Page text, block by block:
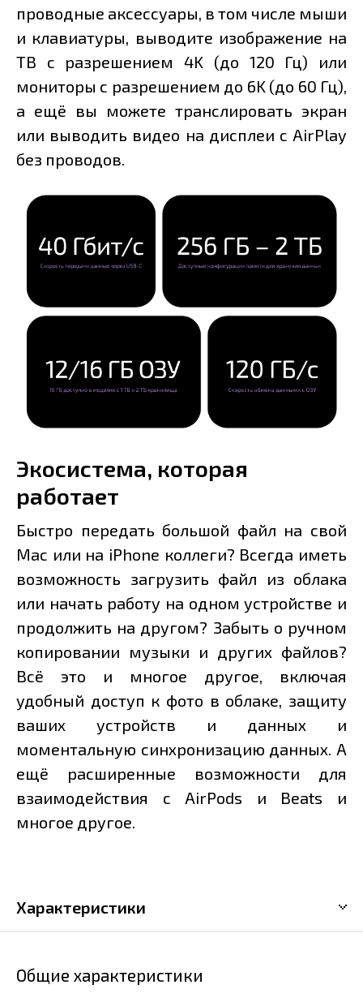
проводные аксессуары, в том числе мыши
и клавиатуры, выводите изображение на
ТВ с разрешением 4K (до 120 Гц) или
мониторы с разрешением до 6K (до 60 Гц),
а ещё вы можете транслировать экран
или выводить видео на дисплеи с AirPlay
без проводов.
Экосистема, которая
работает
Быстро передать большой файл на свой
Mac или на iPhone коллеги? Всегда иметь
возможность загрузить файл из облака
или начать работу на одном устройстве и
продолжить на другом? Забыть о ручном
копировании музыки и других файлов?
Всё это и многое другое, включая
удобный доступ к фото в облаке, защиту
ваших устройств и данных и
моментальную синхронизацию данных. А
ещё расширенные возможности для
взаимодействия с AirPods и Beats и
многое другое.
Характеристики
Общие характеристики